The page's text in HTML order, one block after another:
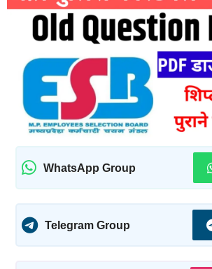
WhatsApp Group
Telegram Group